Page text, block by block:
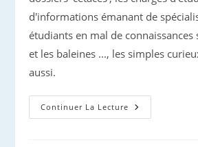
d'informations émanant de
étudiants en mal de
et les baleines ..., les simples
aussi.
Continuer La Lecture Stage
Niveau